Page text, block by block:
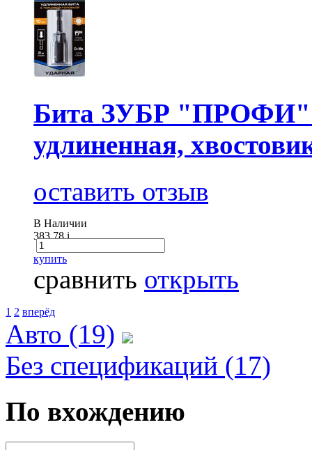
Бита ЗУБР "ПРОФИ" с
удлиненная,
оставить отзыв
В Наличии
383.78i
купить
сравнить открыть
1 2 вперёд
Авто (19)
Без спецификаций (17)
По вхождению